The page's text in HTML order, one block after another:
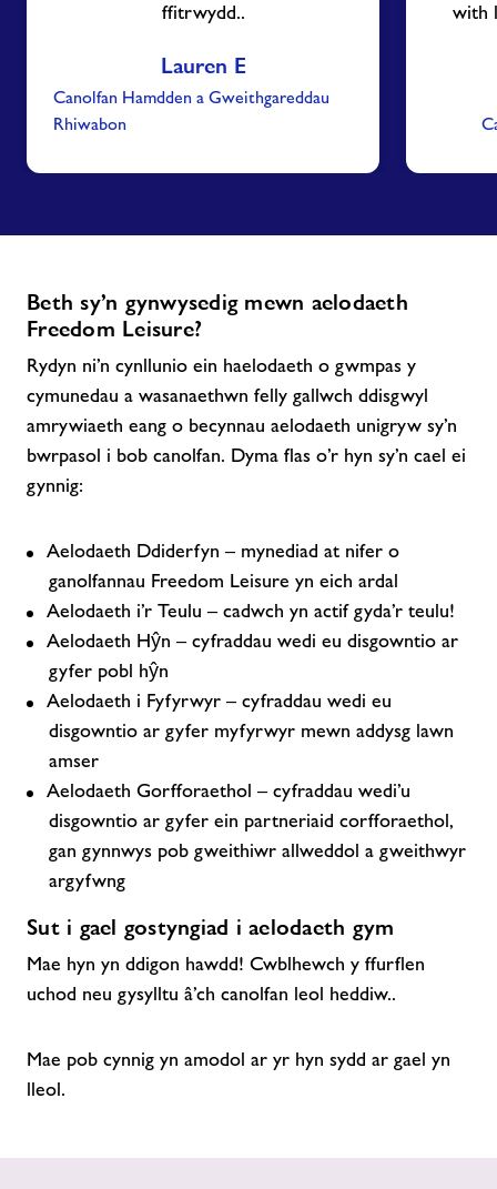
ffitrwydd..
Lauren E
Canolfan Hamdden a Gweithgareddau
Rhiwabon
with
Beth sy’n gynwysedig mewn aelodaeth
Freedom Leisure?
Rydyn ni’n cynllunio ein haelodaeth o gwmpas y
cymunedau a wasanaethwn felly gallwch ddisgwyl
amrywiaeth eang o becynnau aelodaeth unigryw sy’n
bwrpasol i bob canolfan. Dyma flas o’r hyn sy’n cael ei
gynnig:
Aelodaeth Ddiderfyn – mynediad at nifer o
ganolfannau Freedom Leisure yn eich ardal
Aelodaeth i’r Teulu – cadwch yn actif gyda’r teulu!
Aelodaeth Hŷn – cyfraddau wedi eu disgowntio ar
gyfer pobl hŷn
Aelodaeth i Fyfyrwyr – cyfraddau wedi eu
disgowntio ar gyfer myfyrwyr mewn addysg lawn
amser
Aelodaeth Gorfforaethol – cyfraddau wedi’u
disgowntio ar gyfer ein partneriaid corfforaethol,
gan gynnwys pob gweithiwr allweddol a gweithwyr
argyfwng
Sut i gael gostyngiad i aelodaeth gym
Mae hyn yn ddigon hawdd! Cwblhewch y ffurflen
uchod neu gysylltu â’ch canolfan leol heddiw..
Mae pob cynnig yn amodol ar yr hyn sydd ar gael yn
lleol.